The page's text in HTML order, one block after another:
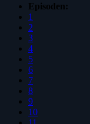
Episoden:
1
2
3
4
5
6
7
8
9
10